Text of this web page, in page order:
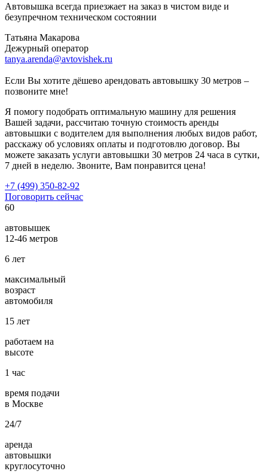
Автовышка всегда приезжает на заказ в чистом виде и
безупречном техническом состоянии
Татьяна Макарова
Дежурный оператор
tanya.arenda@avtovishek.ru
Если Вы хотите дёшево арендовать автовышку 30 метров –
позвоните мне!
Я помогу подобрать оптимальную машину для решения
Вашей задачи, рассчитаю точную стоимость аренды
автовышки с водителем для выполнения любых видов работ,
расскажу об условиях оплаты и подготовлю договор. Вы
можете заказать услуги автовышки 30 метров 24 часа в сутки,
7 дней в неделю. Звоните, Вам понравится цена!
+7 (499) 350-82-92
Поговорить сейчас
60
автовышек
12-46 метров
6 лет
максимальный
возраст
автомобиля
15 лет
работаем на
высоте
1 час
время подачи
в Москве
24/7
аренда
автовышки
круглосуточно